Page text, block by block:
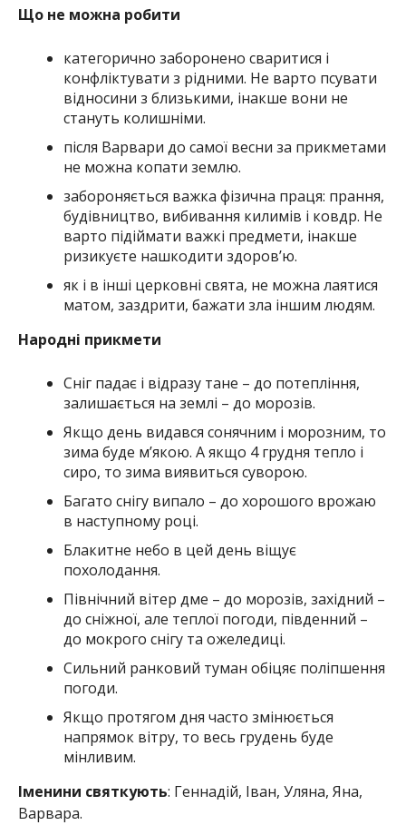
Що не можна робити
категорично заборонено сваритися і
конфліктувати з рідними. Не варто псувати
відносини з близькими, інакше вони не
стануть колишніми.
після Варвари до самої весни за прикметами
не можна копати землю.
забороняється важка фізична праця: прання,
будівництво, вибивання килимів і ковдр. Не
варто підіймати важкі предмети, інакше
ризикуєте нашкодити здоров’ю.
як і в інші церковні свята, не можна лаятися
матом, заздрити, бажати зла іншим людям.
Народні прикмети
Сніг падає і відразу тане – до потепління,
залишається на землі – до морозів.
Якщо день видався сонячним і морозним, то
зима буде м’якою. А якщо 4 грудня тепло і
сиро, то зима виявиться суворою.
Багато снігу випало – до хорошого врожаю
в наступному році.
Блакитне небо в цей день віщує
похолодання.
Північний вітер дме – до морозів, західний –
до сніжної, але теплої погоди, південний –
до мокрого снігу та ожеледиці.
Сильний ранковий туман обіцяє поліпшення
погоди.
Якщо протягом дня часто змінюється
напрямок вітру, то весь грудень буде
мінливим.
Іменини святкують: Геннадій, Іван, Уляна, Яна,
Варвара.